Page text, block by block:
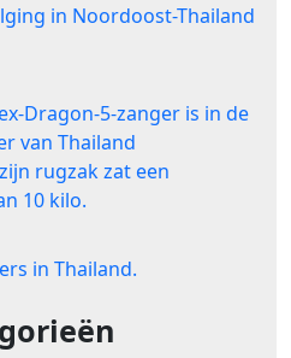
in Noordoost-Thailand
Dragon‑5‑zanger is in de
van Thailand
rugzak zat een
10 kilo.
in Thailand.